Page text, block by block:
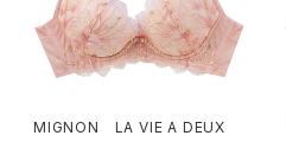
MIGNON LA VIE A DEUX